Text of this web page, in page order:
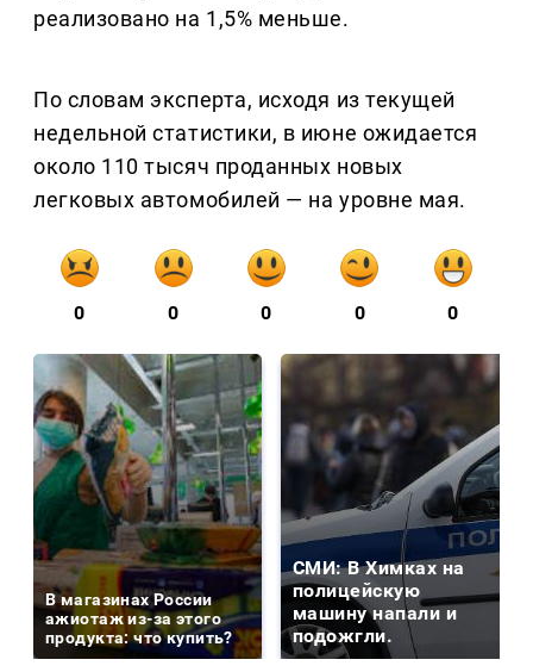
реализовано на 1,5% меньше.
По словам эксперта, исходя из текущей
недельной статистики, в июне ожидается
около 110 тысяч проданных новых
легковых автомобилей — на уровне мая.
0 0 0 0 0
В магазинах России
ажиотаж из-за этого
продукта: что купить?
СМИ: В Химках на
полицейскую
машину напали и
подожгли.